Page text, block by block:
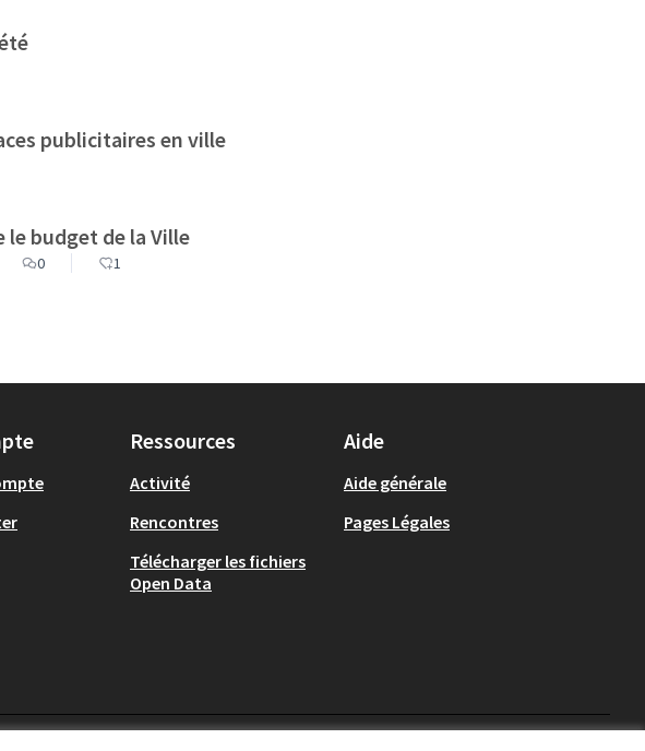
publicitaires en ville
le budget de la Ville
0 1
Ressources
Activité
Rencontres
Télécharger les fichiers
Open Data
Aide
Aide générale
Pages Légales